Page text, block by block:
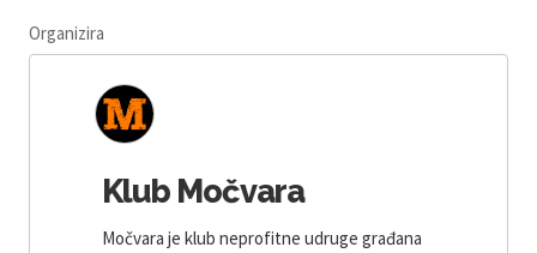
Organizira
Klub Močvara
Močvara je klub neprofitne udruge građana